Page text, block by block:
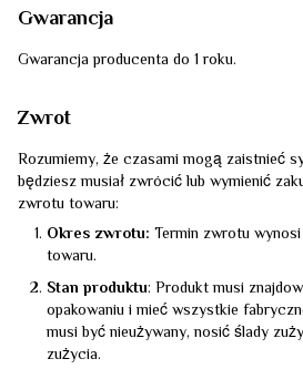
Gwarancja
Gwarancja producenta do 1 roku.
Zwrot
Rozumiemy, że czasami mogą zaistnieć
będziesz musiał zwrócić lub wymienić
zwrotu towaru:
Okres zwrotu: Termin zwrotu
towaru.
Stan produktu: Produkt musi
opakowaniu i mieć wszystkie
musi być nieużywany, nosić ślady
zużycia.